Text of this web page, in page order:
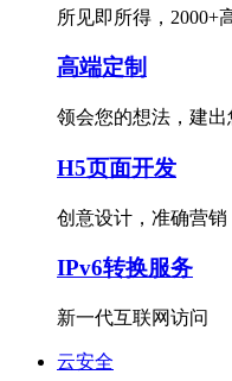
所见即所得，2000+
高端定制
领会您的想法，建
H5页面开发
创意设计，准确营销
IPv6转换服务
新一代互联网访问
云安全